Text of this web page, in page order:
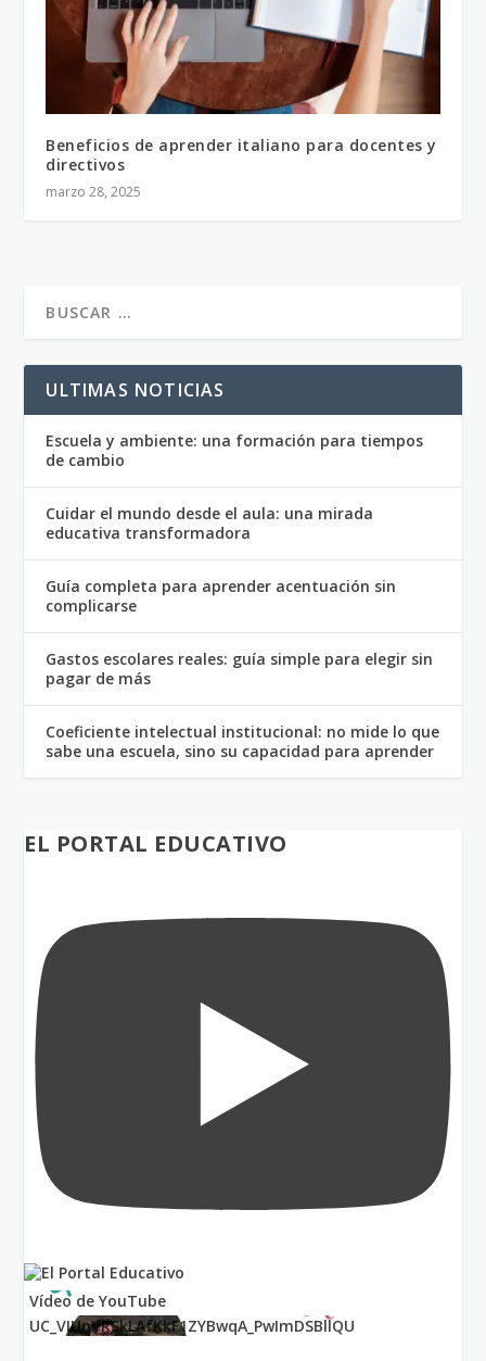
Beneficios de aprender italiano para docentes y
directivos
marzo 28, 2025
ULTIMAS NOTICIAS
Escuela y ambiente: una formación para tiempos
de cambio
Cuidar el mundo desde el aula: una mirada
educativa transformadora
Guía completa para aprender acentuación sin
complicarse
Gastos escolares reales: guía simple para elegir sin
pagar de más
Coeficiente intelectual institucional: no mide lo que
sabe una escuela, sino su capacidad para aprender
EL PORTAL EDUCATIVO
Vídeo de YouTube
UC_VIUnVRSkLAfKkF1ZYBwqA_PwImDSBllQU